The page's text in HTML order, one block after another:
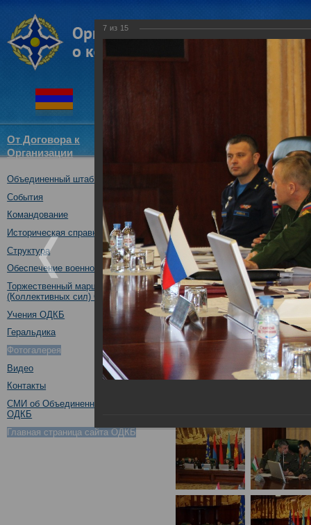
От Договора к
Организации
Новости
Объединенный штаб ОДКБ
События
Командование
Историческая справка
Структура
Обеспечение военной безопасности
Торжественный марш Войск
(Коллективных сил) ОДКБ
Учения ОДКБ
Геральдика
Фотогалерея
Видео
Контакты
СМИ об Объединенном штабе
ОДКБ
Главная страница сайта ОДКБ
Консультации по
совместной
формирований сил и
безопасности ОДКБ на
аналогичный план на
31.01.2019
7 из 15